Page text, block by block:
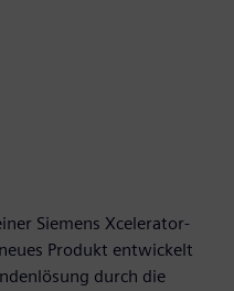
Siemens Xcelerator-
Produkt entwickelt
durch die